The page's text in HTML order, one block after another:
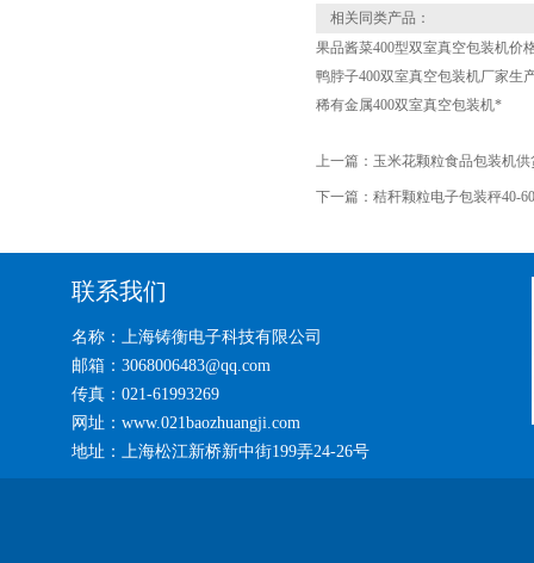
相关同类产品：
果品酱菜400型双室真空包装机价
鸭脖子400双室真空包装机厂家生
稀有金属400双室真空包装机*
上一篇： 玉米花颗粒食品包装机供
下一篇： 秸秆颗粒电子包装秤40-
联系我们
名称：上海铸衡电子科技有限公司
邮箱：3068006483@qq.com
传真：021-61993269
网址：www.021baozhuangji.com
地址：上海松江新桥新中街199弄24-26号